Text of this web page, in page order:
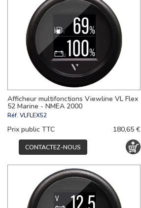
Afficheur multifonctions Viewline VL Flex
52 Marine - NMEA 2000
Réf. VLFLEX52
Prix public TTC 180,65 €
CONTACTEZ-NOUS